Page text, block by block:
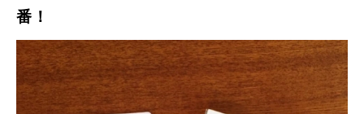
番！